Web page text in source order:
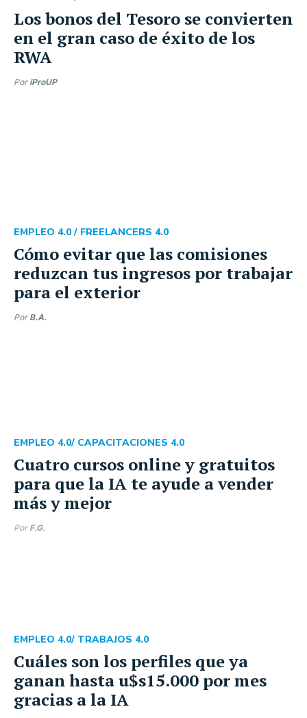
Los bonos del Tesoro se convierten
en el gran caso de éxito de los
RWA
Por iProUP
Cómo evitar que las comisiones
reduzcan tus ingresos por trabajar
para el exterior
EMPLEO 4.0 / FREELANCERS 4.0
Por B.A.
Cuatro cursos online y gratuitos
para que la IA te ayude a vender
más y mejor
EMPLEO 4.0/ CAPACITACIONES 4.0
Por F.G.
Cuáles son los perfiles que ya
ganan hasta u$s15.000 por mes
gracias a la IA
EMPLEO 4.0/ TRABAJOS 4.0